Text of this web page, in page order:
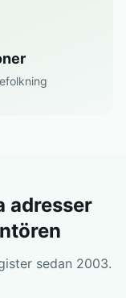
adresser
sedan 2003.